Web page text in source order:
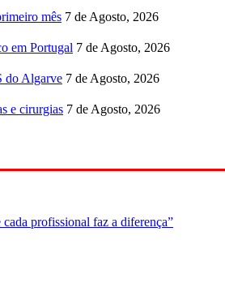
mês 7 de Agosto, 2026
em Portugal 7 de Agosto, 2026
do Algarve 7 de Agosto, 2026
e cirurgias 7 de Agosto, 2026
profissional faz a diferença”